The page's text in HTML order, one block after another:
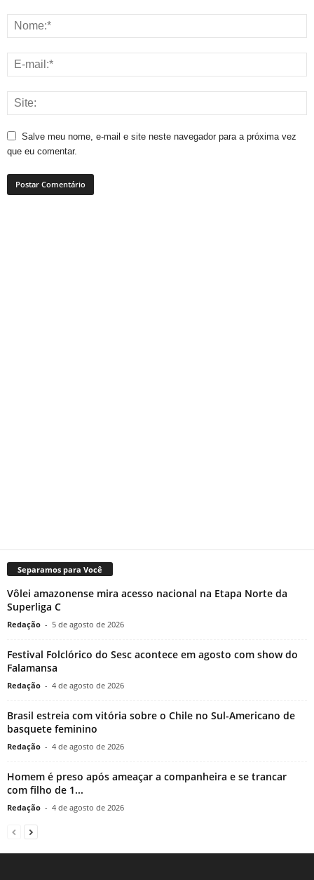
Salve meu nome, e-mail e site neste navegador para a próxima vez
que eu comentar.
Separamos para Você
Vôlei amazonense mira acesso nacional na Etapa Norte da
Superliga C
Redação - 5 de agosto de 2026
Festival Folclórico do Sesc acontece em agosto com show do
Falamansa
Redação - 4 de agosto de 2026
Brasil estreia com vitória sobre o Chile no Sul-Americano de
basquete feminino
Redação - 4 de agosto de 2026
Homem é preso após ameaçar a companheira e se trancar
com filho de 1...
Redação - 4 de agosto de 2026